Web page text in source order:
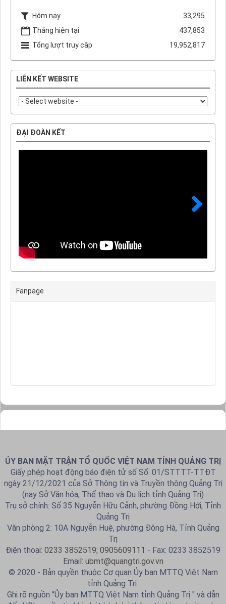
Hôm nay
33,295
Tháng hiện tại
437,853
Tổng lượt truy cập
19,952,817
LIÊN KẾT WEBSITE
ĐẠI ĐOÀN KẾT
Fanpage
ỦY BAN MẶT TRẬN TỔ QUỐC VIỆT NAM TỈNH QUẢNG TRỊ
Giấy phép hoạt động báo điện tử số Số: 01/STTTT-TTĐT
ngày 21/12/2021 của Sở Thông tin và Truyền thông Quảng Trị
(nay Sở Văn hóa, Thể thao và Du lịch tỉnh Quảng Trị)
Trụ sở chính: Số 35 Nguyễn Hữu Cảnh, phường Đồng Hới, Tỉnh
Quảng Trị
Văn phòng 2: 10A Nguyễn Huệ, phường Đông Hà, Tỉnh Quảng
Trị
Điện thoại: 0233 3852519; 0905609111 - Fax: 0233 3852519
Email: ubmt@quangtri.gov.vn
© 2020 - Bản quyền thuộc Cơ quan Ủy ban MTTQ Việt Nam
tỉnh Quảng Trị
Ghi rõ nguồn "Ủy ban MTTQ Việt Nam tỉnh Quảng Trị " và dẫn